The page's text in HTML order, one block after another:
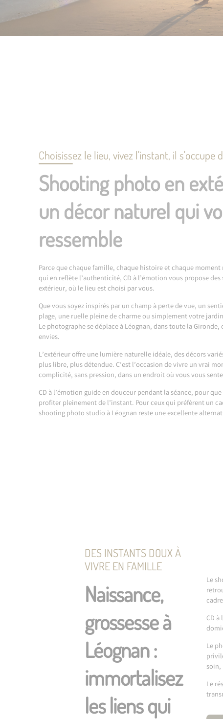
Choisissez le lieu, vivez l'instant, il s'occupe
Shooting photo en
un décor naturel qui
ressemble
Parce que chaque famille, chaque histoire et chaque
qui en reflète l’authenticité, CD à l’émotion vous propose
extérieur, où le lieu est choisi par vous.
Que vous soyez inspirés par un champ à perte de vue, un
plage, une ruelle pleine de charme ou simplement votre
Le photographe se déplace à Léognan, dans toute la Gironde,
envies.
L’extérieur offre une lumière naturelle idéale, des décors
plus libre, plus détendue. C’est l’occasion de vivre un vrai
complicité, sans pression, dans un endroit où vous vous
CD à l’émotion guide en douceur pendant la séance, pour
profiter pleinement de l’instant. Pour ceux qui préfèrent un
shooting photo studio à Léognan reste une excellente
DES INSTANTS DOUX À
VIVRE EN FAMILLE
Naissance,
grossesse à
Léognan :
immortalisez
les liens qui
Le
CD
Le
soin,
Le